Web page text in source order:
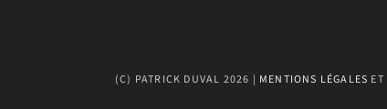
(C) PATRICK DUVAL 2026 | MENTIONS LÉGALES ET